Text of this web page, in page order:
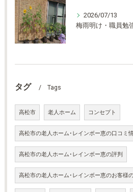
2026/07/13
梅雨明け・職員勉
タグ Tags
高松市 老人ホーム コンセプト
高松市の老人ホーム･レインボー恵の口コミ
高松市の老人ホーム･レインボー恵の評判
高松市の老人ホーム･レインボー恵のお客様